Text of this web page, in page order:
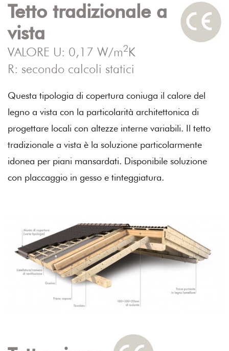
Tetto tradizionale a
vista
VALORE U: 0,17 W/m2K
R: secondo calcoli statici
Questa tipologia di copertura coniuga il calore del
legno a vista con la particolarità architettonica di
progettare locali con altezze interne variabili. Il tetto
tradizionale a vista è la soluzione particolarmente
idonea per piani mansardati. Disponibile soluzione
con placcaggio in gesso e tinteggiatura.